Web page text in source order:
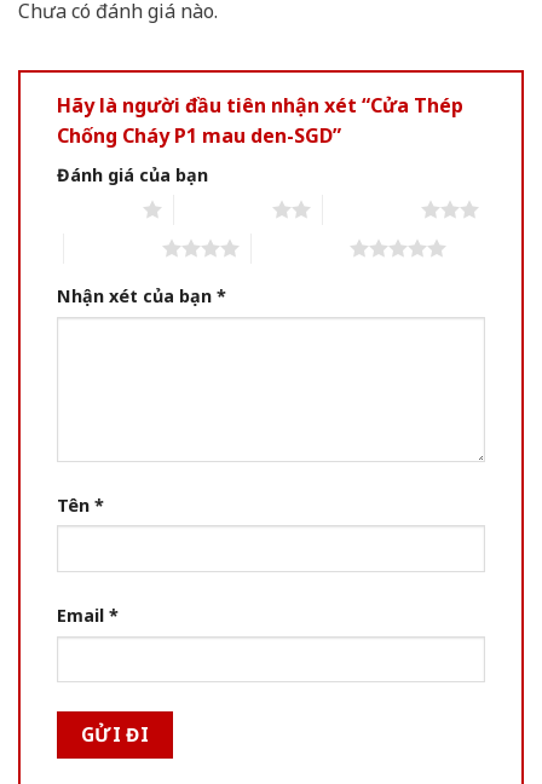
Chưa có đánh giá nào.
Hãy là người đầu tiên nhận xét “Cửa Thép
Chống Cháy P1 mau den-SGD”
Đánh giá của bạn
Nhận xét của bạn *
Tên *
Email *